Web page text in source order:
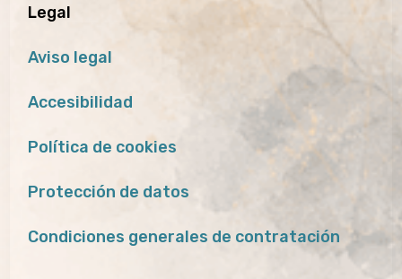
Legal
Aviso legal
Accesibilidad
Política de cookies
Protección de datos
Condiciones generales de contratación